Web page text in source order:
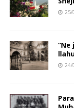
25/
“Ne
24/